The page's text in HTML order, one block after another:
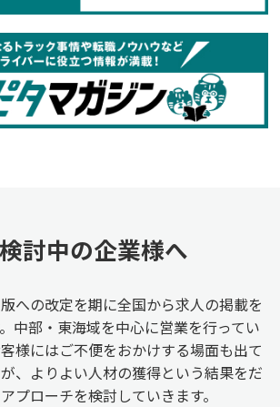
討中の企業様へ
への改定を期に全国から求人の掲載を
中部・東海域を中心に営業を行ってい
様にはご不便をおかけする場面も出て
、よりよい人材の獲得という結果をだ
プローチを検討していきます。